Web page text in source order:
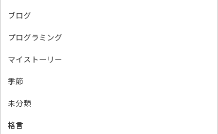
ブログ
プログラミング
マイストーリー
季節
未分類
格言